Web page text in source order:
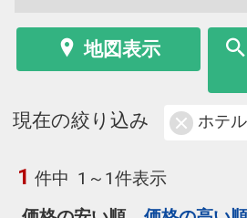
地図表示
現在の絞り込み ホテ
1 件中 1～1件表示